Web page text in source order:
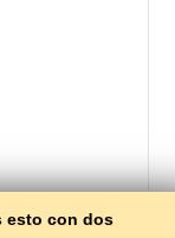
esto con dos